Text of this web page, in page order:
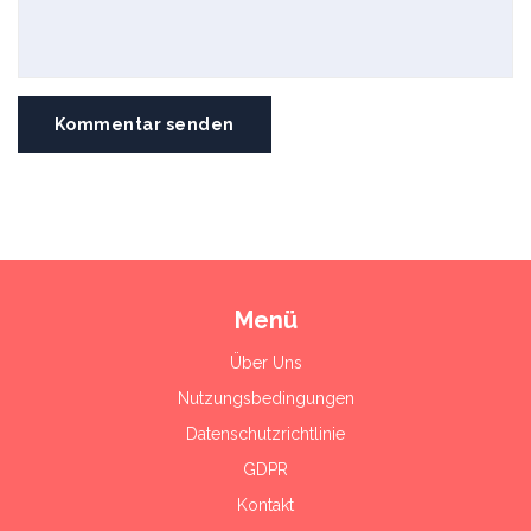
Kommentar senden
Menü
Über Uns
Nutzungsbedingungen
Datenschutzrichtlinie
GDPR
Kontakt